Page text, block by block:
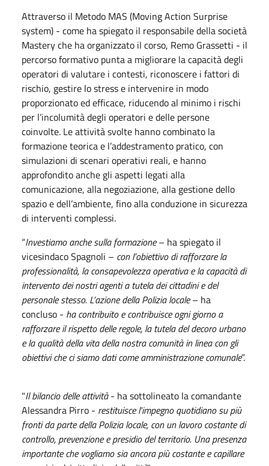
Attraverso il Metodo MAS (Moving Action Surprise
system) - come ha spiegato il responsabile della società
Mastery che ha organizzato il corso, Remo Grassetti - il
percorso formativo punta a migliorare la capacità degli
operatori di valutare i contesti, riconoscere i fattori di
rischio, gestire lo stress e intervenire in modo
proporzionato ed efficace, riducendo al minimo i rischi
per l’incolumità degli operatori e delle persone
coinvolte. Le attività svolte hanno combinato la
formazione teorica e l’addestramento pratico, con
simulazioni di scenari operativi reali, e hanno
approfondito anche gli aspetti legati alla
comunicazione, alla negoziazione, alla gestione dello
spazio e dell’ambiente, fino alla conduzione in sicurezza
di interventi complessi.
“Investiamo anche sulla formazione– ha spiegato il
vicesindaco Spagnoli – con l’obiettivo di rafforzare la
professionalità, la consapevolezza operativa e la capacità di
intervento dei nostri agenti a tutela dei cittadini e del
personale stesso. L’azione della Polizia locale– ha
concluso - ha contribuito e contribuisce ogni giorno a
rafforzare il rispetto delle regole, la tutela del decoro urbano
e la qualità della vita della nostra comunità in linea con gli
obiettivi che ci siamo dati come amministrazione comunale”.
"Il bilancio delle attività- ha sottolineato la comandante
Alessandra Pirro - restituisce l'impegno quotidiano su più
fronti da parte della Polizia locale, con un lavoro costante di
controllo, prevenzione e presidio del territorio. Una presenza
importante che vogliamo sia ancora più costante e capillare